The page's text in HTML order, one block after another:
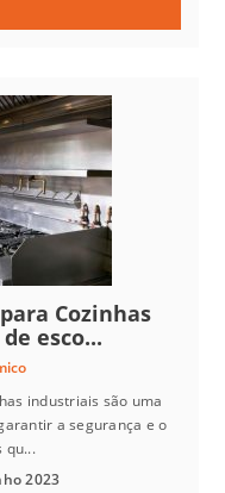
Cozinhas
esco...
industriais são uma
a segurança e o
qu...
2023